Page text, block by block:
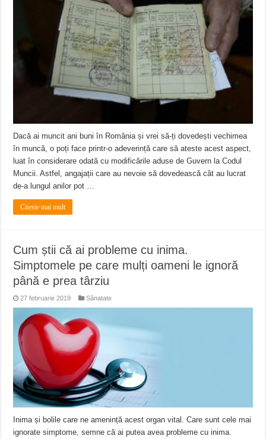
ANUNȚ OPRIRE APĂ în Reșița – avarie – 04.08.2026 – str. Văliugului și
ANUNŢ OPRIRE APĂ în CARANSEBEȘ – 04.08.2026 – avarie – Calea
Dacă ai muncit ani buni în România și vrei să-ți dovedești vechimea
în muncă, o poți face printr-o adeverință care să ateste acest aspect,
luat în considerare odată cu modificările aduse de Guvern la Codul
Muncii. Astfel, angajații care au nevoie să dovedească cât au lucrat
de-a lungul anilor pot …
Citeste mai mult
Cum știi că ai probleme cu inima.
Simptomele pe care mulți oameni le ignoră
până e prea târziu
27 februarie 2019 Sănatate
Inima și bolile care ne amenință acest organ vital. Care sunt cele mai
ignorate simptome, semne că ai putea avea probleme cu inima.